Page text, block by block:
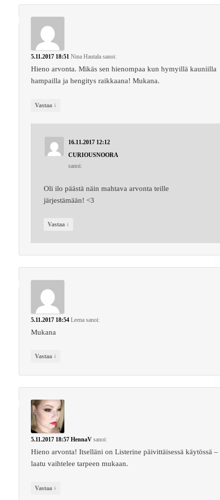
5.11.2017 18:51 Nina Hautala sanoi:
Hieno arvonta. Mikäs sen hienompaa kun hymyillä kauniilla
hampailla ja hengitys raikkaana! Mukana.
Vastaa ↓
16.11.2017 12:12
CURIOUSNOORA
sanoi:
Oli ilo päästä näin mahtava arvonta teille
järjestämään! <3
Vastaa ↓
5.11.2017 18:54 Leena sanoi:
Mukana
Vastaa ↓
5.11.2017 18:57 HennaV sanoi:
Hieno arvonta! Itselläni on Listerine päivittäisessä käytössä –
laatu vaihtelee tarpeen mukaan.
Vastaa ↓